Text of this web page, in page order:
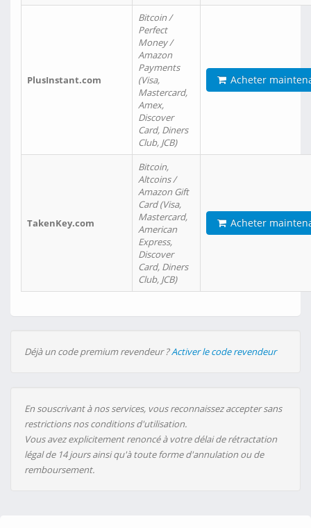
PlusInstant.com
Bitcoin /
Perfect
Money /
Amazon
Payments
(Visa,
Mastercard,
Amex,
Discover
Card, Diners
Club, JCB)
Acheter
TakenKey.com
Bitcoin,
Altcoins /
Amazon Gift
Card (Visa,
Mastercard,
American
Express,
Discover
Card, Diners
Club, JCB)
Acheter
Déjà un code premium revendeur ?Activer le code revendeur
En souscrivant à nos services, vous reconnaissez accepter sans
restrictions nos conditions d'utilisation.
Vous avez explicitement renoncé à votre délai de rétractation
légal de 14 jours ainsi qu'à toute forme d'annulation ou de
remboursement.